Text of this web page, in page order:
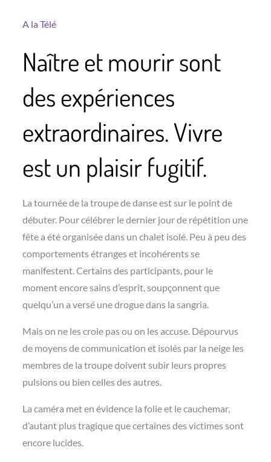
A la Télé
Naître et mourir sont
des expériences
extraordinaires. Vivre
est un plaisir fugitif.
La tournée de la troupe de danse est sur le point de
débuter. Pour célébrer le dernier jour de répétition une
fête a été organisée dans un chalet isolé. Peu à peu des
comportements étranges et incohérents se
manifestent. Certains des participants, pour le
moment encore sains d’esprit, soupçonnent que
quelqu’un a versé une drogue dans la sangria.
Mais on ne les croie pas ou on les accuse. Dépourvus
de moyens de communication et isolés par la neige les
membres de la troupe doivent subir leurs propres
pulsions ou bien celles des autres.
La caméra met en évidence la folie et le cauchemar,
d’autant plus tragique que certaines des victimes sont
encore lucides.